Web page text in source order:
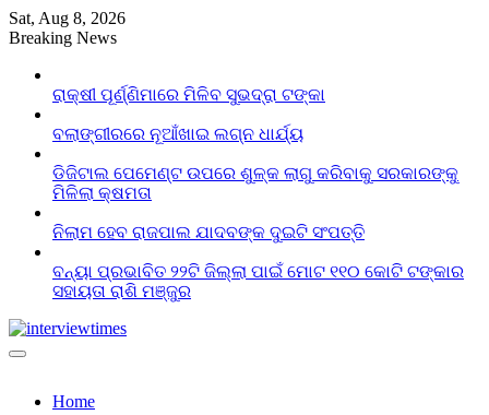
Skip
to
Sat, Aug 8, 2026
Breaking News
ରାକ୍ଷୀ ପୂର୍ଣ୍ଣିମାରେ ମିଳିବ ସୁଭଦ୍ରା ଟଙ୍କା
ବଲାଙ୍ଗୀରରେ ନୂଆଁଖାଇ ଲଗ୍ନ ଧାର୍ଯ୍ୟ
ଡିଜିଟାଲ ପେମେଣ୍ଟ ଉପରେ ଶୁଳ୍କ ଲାଗୁ କରିବାକୁ ସରକାରଙ୍କୁ
ମିଳିଲା କ୍ଷମତା
ନିଲାମ ହେବ ରାଜପାଲ ଯାଦବଙ୍କ ଦୁଇଟି ସଂପତ୍ତି
ବନ୍ୟା ପ୍ରଭାବିତ ୨୨ଟି ଜିଲ୍ଲା ପାଇଁ ମୋଟ ୧୧୦ କୋଟି ଟଙ୍କାର
ସହାୟତା ରାଶି ମଞ୍ଜୁର
Home